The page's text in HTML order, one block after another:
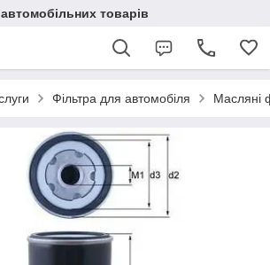
товарів
Фільтра для автомобіля Масляні